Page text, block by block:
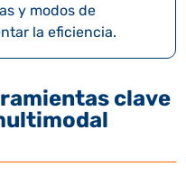
y modos de
la eficiencia.
clave